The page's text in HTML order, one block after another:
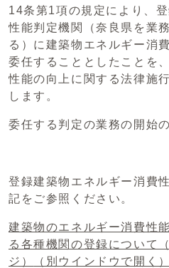
14条第1項の規定により、
性能判定機関（奈良県を業
る）に建築物エネルギー消
委任することとしたことを
性能の向上に関する法律施
します。
委任する判定の業務の開始
登録建築物エネルギー消費
記をご参照ください。
建築物のエネルギー消費性
る各種機関の登録について
ジ）
（別ウインドウで開く）